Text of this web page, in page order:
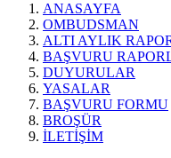
ANASAYFA
OMBUDSMAN
ALTI AYLIK
BAŞVURU
DUYURULAR
YASALAR
BAŞVURU FORMU
BROŞÜR
İLETİŞİM